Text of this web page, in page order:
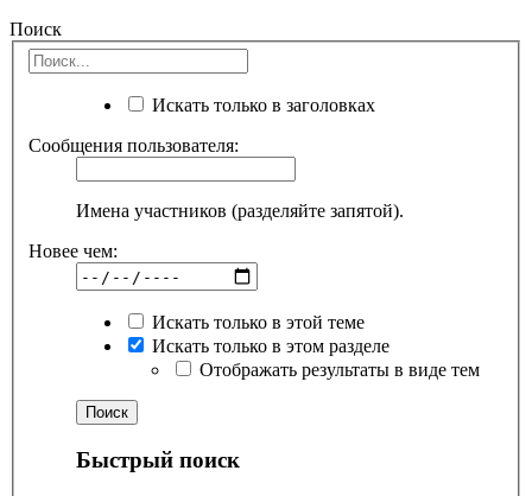
Поиск
Искать только в заголовках
Сообщения пользователя:
Имена участников (разделяйте запятой).
Новее чем:
Искать только в этой теме
Искать только в этом разделе
Отображать результаты в виде тем
Быстрый поиск